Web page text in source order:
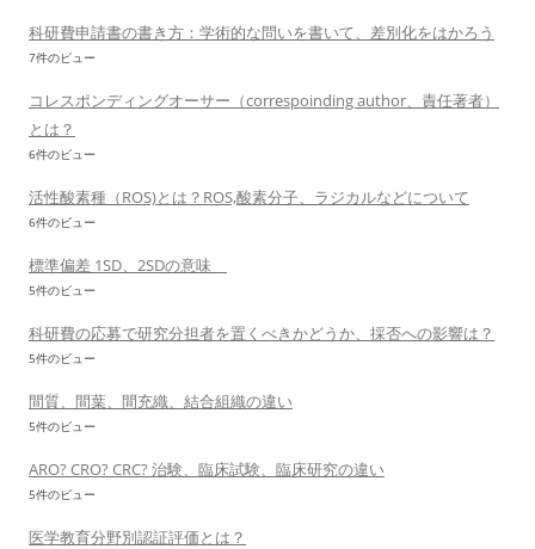
科研費申請書の書き方：学術的な問いを書いて、差別化をはかろう
7件のビュー
コレスポンディングオーサー（correspoinding author、責任著者）
とは？
6件のビュー
活性酸素種（ROS)とは？ROS,酸素分子、ラジカルなどについて
6件のビュー
標準偏差 1SD、2SDの意味
5件のビュー
科研費の応募で研究分担者を置くべきかどうか、採否への影響は？
5件のビュー
間質、間葉、間充織、結合組織の違い
5件のビュー
ARO? CRO? CRC? 治験、臨床試験、臨床研究の違い
5件のビュー
医学教育分野別認証評価とは？